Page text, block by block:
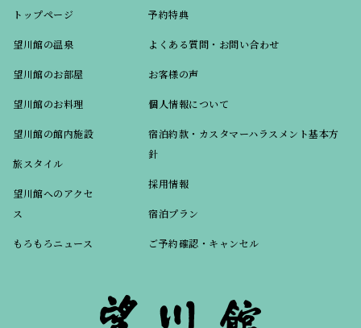
トップページ
望川館の温泉
望川館のお部屋
望川館のお料理
望川館の館内施設
旅スタイル
望川館へのアクセ
ス
もろもろニュース
予約特典
よくある質問・お問い合わせ
お客様の声
個人情報について
宿泊約款・カスタマーハラスメント基本方
針
採用情報
宿泊プラン
ご予約確認・キャンセル